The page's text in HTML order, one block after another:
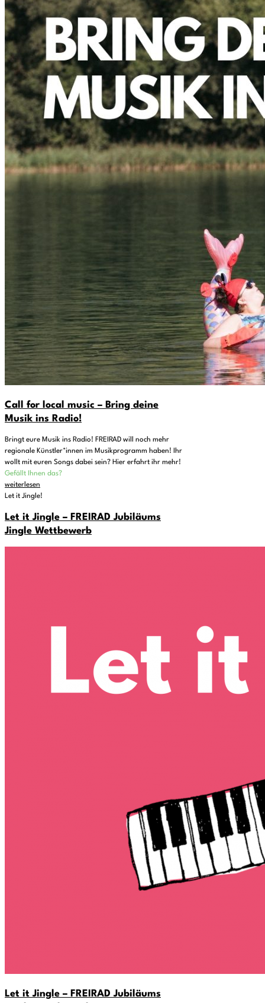
Call for local music – Bring deine
Musik ins Radio!
Bringt eure Musik ins Radio! FREIRAD will noch mehr
regionale Künstler*innen im Musikprogramm haben! Ihr
wollt mit euren Songs dabei sein? Hier erfahrt ihr mehr!
Gefällt Ihnen das?
weiterlesen
Let it Jingle!
Let it Jingle – FREIRAD Jubiläums
Jingle Wettbewerb
Let it Jingle – FREIRAD Jubiläums